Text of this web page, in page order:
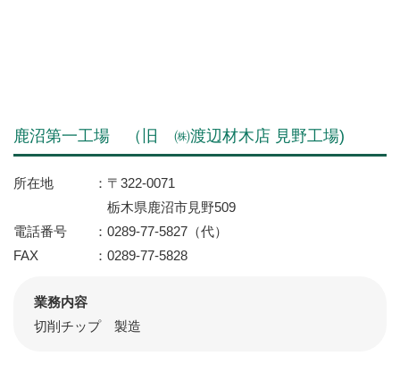
鹿沼第一工場 （旧 ㈱渡辺材木店 見野工場)
所在地
〒322-0071
栃木県鹿沼市見野509
電話番号
0289-77-5827（代）
FAX
0289-77-5828
業務内容
切削チップ 製造